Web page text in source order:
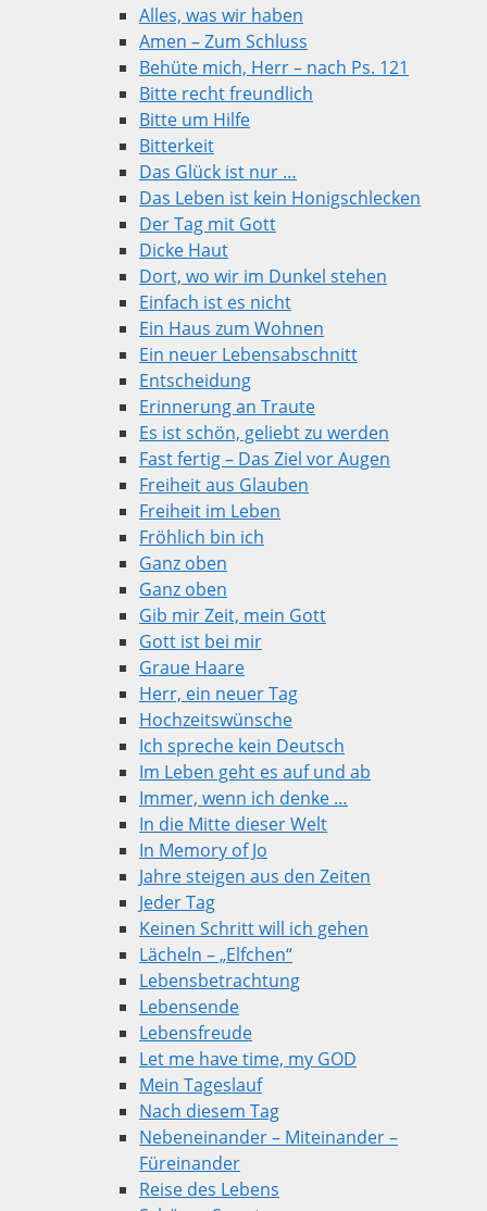
Alles, was wir haben
Amen – Zum Schluss
Behüte mich, Herr – nach Ps. 121
Bitte recht freundlich
Bitte um Hilfe
Bitterkeit
Das Glück ist nur …
Das Leben ist kein Honigschlecken
Der Tag mit Gott
Dicke Haut
Dort, wo wir im Dunkel stehen
Einfach ist es nicht
Ein Haus zum Wohnen
Ein neuer Lebensabschnitt
Entscheidung
Erinnerung an Traute
Es ist schön, geliebt zu werden
Fast fertig – Das Ziel vor Augen
Freiheit aus Glauben
Freiheit im Leben
Fröhlich bin ich
Ganz oben
Ganz oben
Gib mir Zeit, mein Gott
Gott ist bei mir
Graue Haare
Herr, ein neuer Tag
Hochzeitswünsche
Ich spreche kein Deutsch
Im Leben geht es auf und ab
Immer, wenn ich denke …
In die Mitte dieser Welt
In Memory of Jo
Jahre steigen aus den Zeiten
Jeder Tag
Keinen Schritt will ich gehen
Lächeln – „Elfchen“
Lebensbetrachtung
Lebensende
Lebensfreude
Let me have time, my GOD
Mein Tageslauf
Nach diesem Tag
Nebeneinander – Miteinander –
Füreinander
Reise des Lebens